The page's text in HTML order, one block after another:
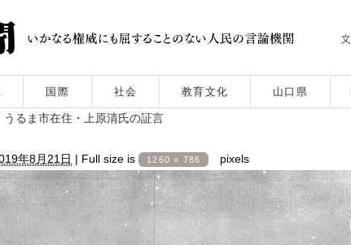
国際 社会 教育文化 山口県
るま市在住・上原清氏の証言
年8月21日 | Full size is 1260 × 786 pixels